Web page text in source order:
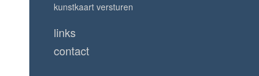
kunstkaart versturen
links
contact